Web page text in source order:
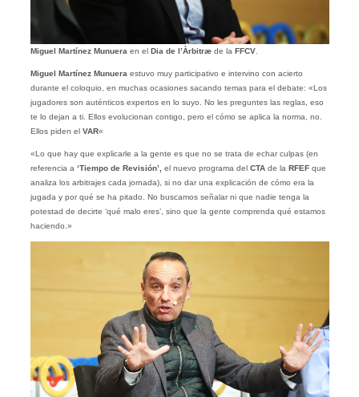
Miguel Martínez Munuera en el Dia de l’Àrbitræde la FFCV.
Miguel Martínez Munuera estuvo muy participativo e intervino con acierto
durante el coloquio, en muchas ocasiones sacando temas para el debate: «Los
jugadores son auténticos expertos en lo suyo. No les preguntes las reglas, eso
te lo dejan a ti. Ellos evolucionan contigo, pero el cómo se aplica la norma, no.
Ellos piden el VAR«
«Lo que hay que explicarle a la gente es que no se trata de echar culpas (en
referencia a ‘Tiempo de Revisión’, el nuevo programa del CTAde la RFEFque
analiza los arbitrajes cada jornada), si no dar una explicación de cómo era la
jugada y por qué se ha pitado. No buscamos señalar ni que nadie tenga la
potestad de decirte ‘qué malo eres’, sino que la gente comprenda qué estamos
haciendo.»